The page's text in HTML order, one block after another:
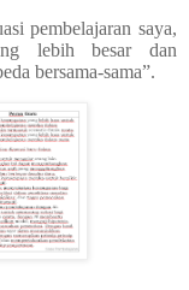
pembelajaran saya,
lebih besar dan
bersama-sama”.